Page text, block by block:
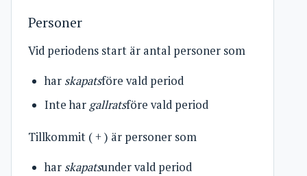
Personer
Vid periodens start är antal personer som
har skapatsföre vald period
Inte har gallratsföre vald period
Tillkommit ( + ) är personer som
har skapatsunder vald period